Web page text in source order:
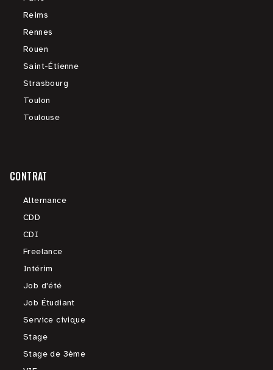
Reims
Rennes
Rouen
Saint-Étienne
Strasbourg
Toulon
Toulouse
CONTRAT
Alternance
CDD
CDI
Freelance
Intérim
Job d'été
Job Étudiant
Service civique
Stage
Stage de 3ème